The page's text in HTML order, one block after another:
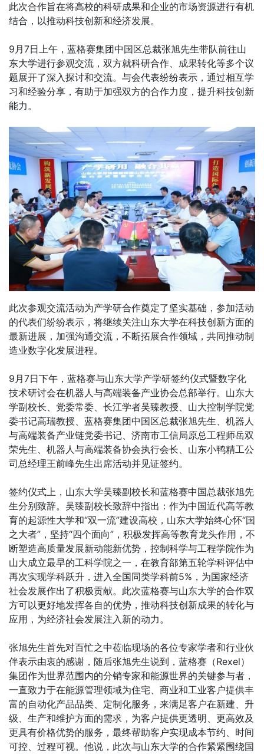
此次合作旨在将高校的科研成果和企业的市场资源进行有机
结合，以推动科技创新和经济发展。
9月7日上午，蓝格赛集团中国区总裁张旭先生带队前往山
东大学进行参观交流，双方就科研合作、成果转化等多个议
题展开了深入探讨和交流。与会代表纷纷表示，通过相互学
习和经验分享，有助于加强双方的合作力度，提升科技创新
能力。
此次参观交流活动为产学研合作奠定了坚实基础，参加活动
的代表们纷纷表示，将继续关注山东大学在科技创新方面的
最新进展，加强沟通交流，不断拓展合作领域，共同推动制
造业数字化发展进程。
9月7日下午，蓝格赛与山东大学产学研签约仪式暨数字化
技术研讨会在机器人与高端装备产业协会总部举行。山东大
学副校长、党委常委、长江学者吴臻教授、山大控制学院党
委书记高瑞教授、蓝格赛集团中国区总裁张旭先生、机器人
与高端装备产业链党委书记、济南市工信局原总工程师岳双
荣先生、机器人与高端装备协会执行会长、山东小鸭精工公
司总经理王前峰先生出席活动并见证签约。
签约仪式上，山东大学吴臻副校长和蓝格赛中国总裁张旭先
生分别致辞。吴臻副校长致辞中指出：作为中国近代高等教
育的起源性大学和“双一流”建设高校，山东大学始终心怀“国
之大者”，坚持“四个面向”，积极发挥高等教育龙头作用，不
断塑造高质量发展新动能新优势，控制科学与工程学院作为
山大成立最早的工科学院之一，在教育部第五轮学科评估中
再次实现学科跃升，进入全国同类学科前5%，为国家经济
社会发展作出了积极贡献。此次蓝格赛与山东大学的合作双
方可以更好地发挥各自的优势，推动科技创新成果的转化与
应用，为经济社会发展注入新的动力。
张旭先生首先对百忙之中莅临现场的各位专家学者和行业伙
伴表示由衷的感谢，随后张旭先生说到，蓝格赛（Rexel）
集团作为世界范围内的分销专家和能源世界的关键参与者，
一直致力于在能源管理领域为住宅、商业和工业客户提供丰
富的自动化产品品类、定制化服务，来满足客户在新建、升
级、生产和维护方面的需求，为客户提供更透明、更高效及
更具有价格优势的服务，最终帮助客户实现成本节约、时间
可控、过程可视。他说，此次与山东大学的合作紧紧围绕国